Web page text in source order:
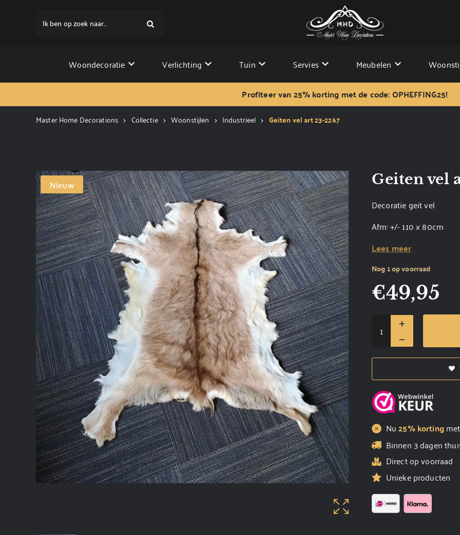
Ik ben op zoek naar...
Woondecoratie Verlichting Tuin Servies Meubelen
Profiteer van 25% korting met de code: OPHEFFING25!
Master Home Decorations Collectie Woonstijlen Industrieel Geiten vel art 23-2267
Nieuw Geiten vel
Decoratie geit vel
Afm: +/- 110 x 80cm
Lees meer
Nog 1 op voorraad
€49,95
Nu25% korting
Binnen 3 dagen
Direct op voorraad
Unieke producten